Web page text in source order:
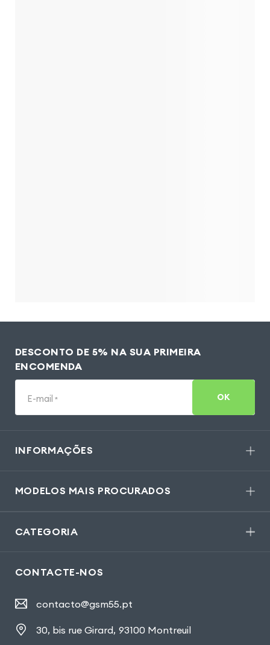
DESCONTO DE 5% NA SUA PRIMEIRA
ENCOMENDA
E-mail * OK
INFORMAÇÕES
MODELOS MAIS PROCURADOS
CATEGORIA
CONTACTE-NOS
contacto@gsm55.pt
30, bis rue Girard, 93100 Montreuil